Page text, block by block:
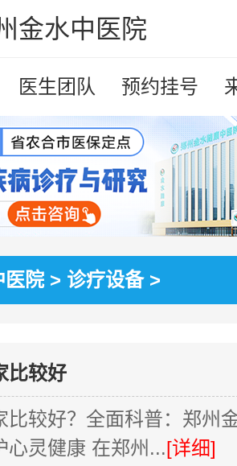
金水中医院
医生团队 预约挂号
医院> 诊疗设备>
比较好
比较好？全面科普：郑州
心灵健康 在郑州...[详细]